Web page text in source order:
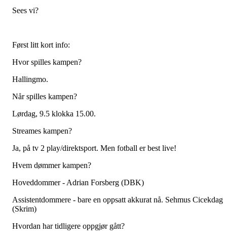
Sees vi?
Først litt kort info:
Hvor spilles kampen?
Hallingmo.
Når spilles kampen?
Lørdag, 9.5 klokka 15.00.
Streames kampen?
Ja, på tv 2 play/direktsport. Men fotball er best live!
Hvem dømmer kampen?
Hoveddommer - Adrian Forsberg (DBK)
Assistentdommere - bare en oppsatt akkurat nå. Sehmus Cicekdag
(Skrim)
Hvordan har tidligere oppgjør gått?